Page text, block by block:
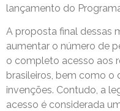
lançamento do
A proposta final dessas
aumentar o número de
o completo acesso aos
brasileiros, bem como o
invenções. Contudo, a
acesso é considerada